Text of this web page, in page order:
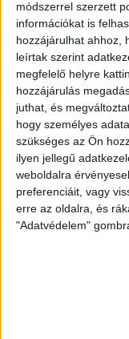
módszerrel szerzett
információkat is
hozzájárulhat ahhoz,
leírtak szerint
megfelelő helyre
hozzájárulás
juthat, és
hogy személyes
szükséges az Ön
ilyen jellegű
weboldalra
preferenciáit, vagy
erre az oldalra, és
"Adatvédelem"
Eladó
Siófok
39
39 m2
Fix 3%
Videós